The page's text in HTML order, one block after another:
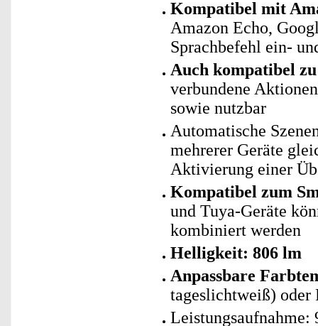
Kompatibel mit
Amazon Echo,
Sprachbefehl ein-
Auch kompatibel
verbundene
sowie nutzbar
Automatische
mehrerer Geräte
Aktivierung einer
Kompatibel zum
und Tuya-Geräte
kombiniert werden
Helligkeit: 806 lm
Anpassbare
tageslichtweiß) oder
Leistungsaufnahme: